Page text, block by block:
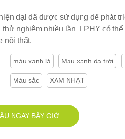
đại đã được sử dụng để phát
nghiệm nhiều lần, LPHY có
nội thất.
màu xanh lá Màu xanh da trời
Màu sắc XÁM NHẠT
NGAY BÂY GIỜ